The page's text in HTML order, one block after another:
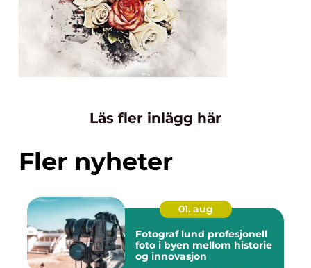
Läs fler inlägg här
Fler nyheter
01. aug
Fotograf lund profesjonell
foto i byen mellom historie
og innovasjon